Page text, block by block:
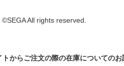
©SEGA All rights reserved.
トからご注文の際の在庫についてのお